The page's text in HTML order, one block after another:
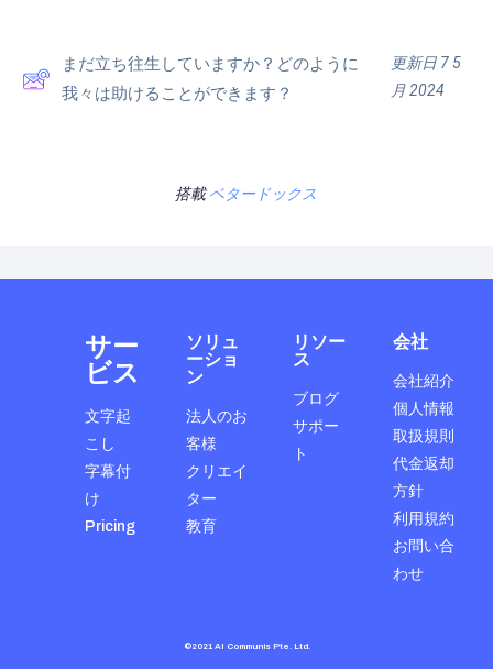
まだ立ち往生していますか？どのように
我々は助けることができます？
更新日 7 5
月 2024
搭載 ベタードックス
サー
ビス
文字起
こし
字幕付
け
Pricing
ソリュ
ーショ
ン
法人のお
客様
クリエイ
ター
教育
リソー
ス
ブログ
サポー
ト
会社
会社紹介
個人情報
取扱規則
代金返却
方針
利用規約
お問い合
わせ
©2021 AI Communis Pte. Ltd.